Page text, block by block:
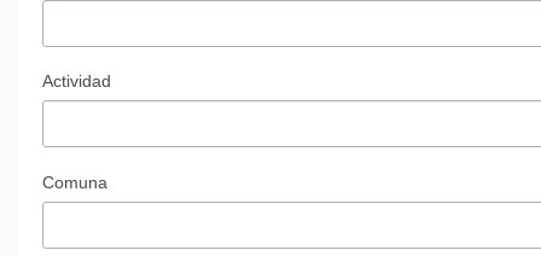
Actividad
Comuna